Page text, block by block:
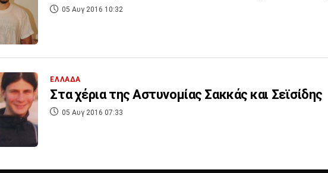
05 Αυγ 2016 10:32
ΕΛΛΑΔΑ
Στα χέρια της Αστυνομίας Σακκάς και Σεϊσίδης
05 Αυγ 2016 07:33